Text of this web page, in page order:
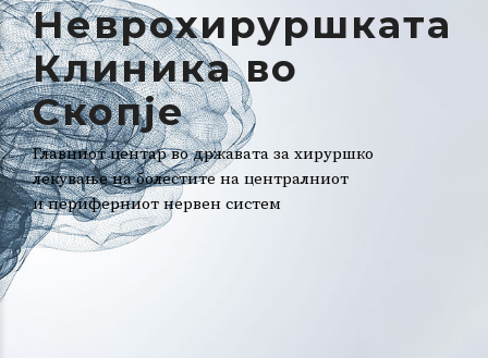
Неврохируршката
Клиника во
Скопје
Главниот центар во државата за хируршко
лекување на болестите на централниот
и периферниот нервен систем